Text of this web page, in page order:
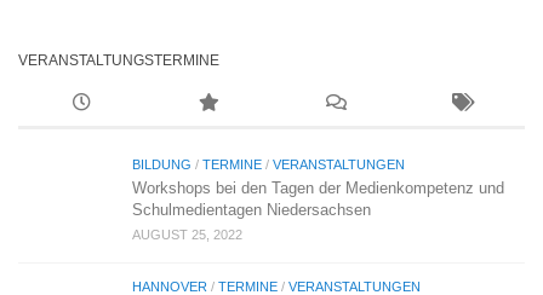
VERANSTALTUNGSTERMINE
BILDUNG / TERMINE / VERANSTALTUNGEN
Workshops bei den Tagen der Medienkompetenz und
Schulmedientagen Niedersachsen
AUGUST 25, 2022
HANNOVER / TERMINE / VERANSTALTUNGEN